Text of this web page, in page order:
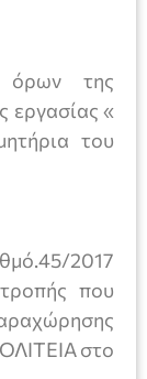
όρων της
εργασίας «
του
2017
που
στο